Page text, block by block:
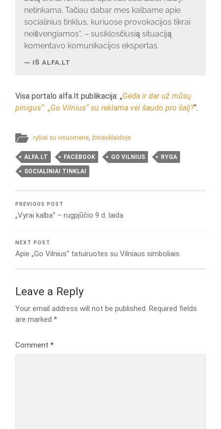
netinkama. Tačiau dabar mes kalbame apie
socialinius tinklus, kuriuose provokacijos tikrai
neišvengiamos“, – susiklosčiusią situaciją
komentavo komunikacijos ekspertas.
IŠ ALFA.LT
Visa portalo alfa.lt publikacija: „Gėda ir dar už mūsų
pinigus“: „Go Vilnius“ su reklama vėl šaudo pro šalį?“.
ryšiai su visuomene žiniasklaidoje
ALFA.LT FACEBOOK GO VILNIUS RYGA
SOCIALINIAI TINKLAI
PREVIOUS POST
„Vyrai kalba“ – rugpjūčio 9 d. laida
NEXT POST
Apie „Go Vilnius“ tatuiruotes su Vilniaus simboliais
Leave a Reply
Your email address will not be published. Required fields
are marked*
Comment*